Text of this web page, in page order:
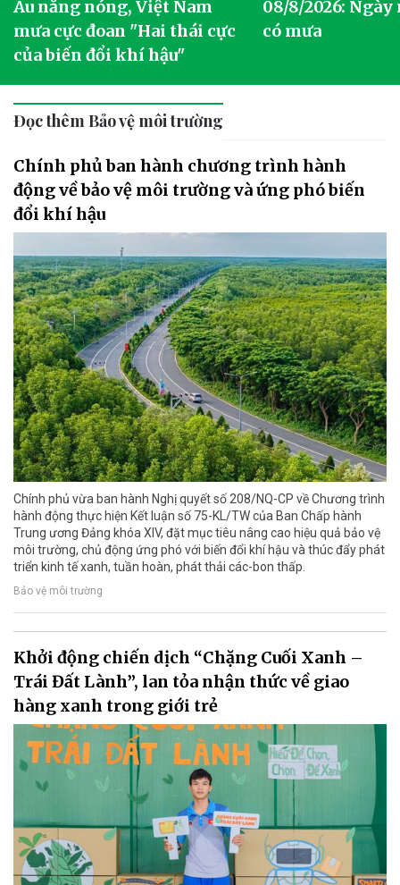
Âu nắng nóng, Việt Nam
mưa cực đoan "Hai thái cực
của biến đổi khí hậu"
08/8/2026: Ngày
có mưa
Đọc thêm Bảo vệ môi trường
Chính phủ ban hành chương trình hành
động về bảo vệ môi trường và ứng phó biến
đổi khí hậu
Chính phủ vừa ban hành Nghị quyết số 208/NQ-CP về Chương trình
hành động thực hiện Kết luận số 75-KL/TW của Ban Chấp hành
Trung ương Đảng khóa XIV, đặt mục tiêu nâng cao hiệu quả bảo vệ
môi trường, chủ động ứng phó với biến đổi khí hậu và thúc đẩy phát
triển kinh tế xanh, tuần hoàn, phát thải các-bon thấp.
Bảo vệ môi trường
Khởi động chiến dịch “Chặng Cuối Xanh –
Trái Đất Lành”, lan tỏa nhận thức về giao
hàng xanh trong giới trẻ